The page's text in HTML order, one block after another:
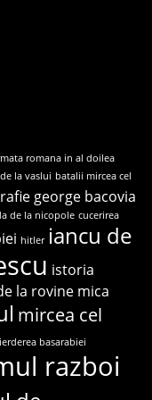
romana in al doilea
la vaslui batalii mircea cel
george bacovia
de la nicopole cucerirea
hitler iancu de
istoria
la rovine mica
mircea cel
basarabiei
razboi